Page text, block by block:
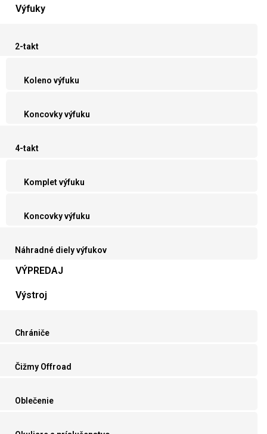
Výfuky
2-takt
Koleno výfuku
Koncovky výfuku
4-takt
Komplet výfuku
Koncovky výfuku
Náhradné diely výfukov
VÝPREDAJ
Výstroj
Chrániče
Čižmy Offroad
Oblečenie